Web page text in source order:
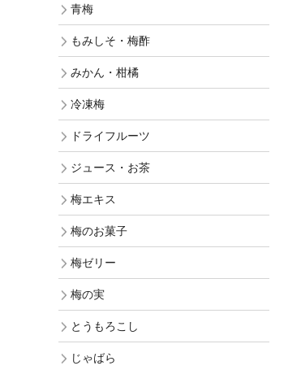
青梅
もみしそ・梅酢
みかん・柑橘
冷凍梅
ドライフルーツ
ジュース・お茶
梅エキス
梅のお菓子
梅ゼリー
梅の実
とうもろこし
じゃばら